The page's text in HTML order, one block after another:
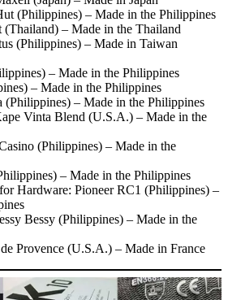
(Philippines) – Made in the Philippines
(Thailand) – Made in the Thailand
(Philippines) – Made in Taiwan
– Made in the Philippines
– Made in the Philippines
(Philippines) – Made in the Philippines
Vinta Blend (U.S.A.) – Made in the
(Philippines) – Made in the
– Made in the Philippines
Hardware: Pioneer RC1 (Philippines) –
Bessy (Philippines) – Made in the
Provence (U.S.A.) – Made in France